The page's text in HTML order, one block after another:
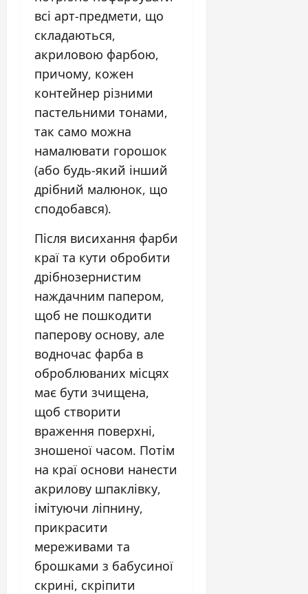
всі арт-предмети, що
складаються,
акриловою фарбою,
причому, кожен
контейнер різними
пастельними тонами,
так само можна
намалювати горошок
(або будь-який інший
дрібний малюнок, що
сподобався).
Після висихання фарби
краї та кути обробити
дрібнозернистим
наждачним папером,
щоб не пошкодити
паперову основу, але
водночас фарба в
оброблюваних місцях
має бути зчищена,
щоб створити
враження поверхні,
зношеної часом. Потім
на краї основи нанести
акрилову шпаклівку,
імітуючи ліпнину,
прикрасити
мереживами та
брошками з бабусиної
скрині, скріпити